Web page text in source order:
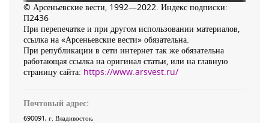
© Арсеньевские вести, 1992—2022. Индекс подписки:
П2436
При перепечатке и при другом использовании материалов,
ссылка на «Арсеньевские вести» обязательна.
При републикации в сети интернет так же обязательна
работающая ссылка на оригинал статьи, или на главную
страницу сайта: https://www.arsvest.ru/
Почтовый адрес:
690091, г. Владивосток,